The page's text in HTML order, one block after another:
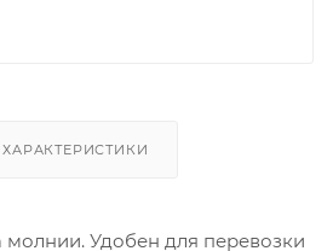
ХАРАКТЕРИСТИКИ
молнии. Удобен для перевозки